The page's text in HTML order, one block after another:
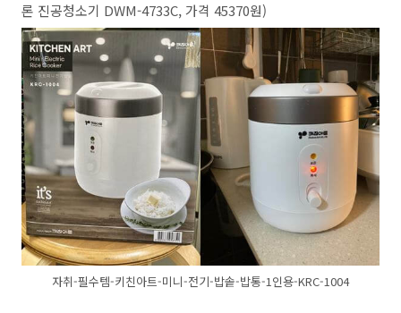
론 진공청소기 DWM-4733C, 가격 45370원)
자취-필수템-키친아트-미니-전기-밥솥-밥통-1인용-KRC-1004